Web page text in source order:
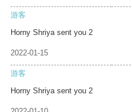
游客
Horny Shriya sent you 2
2022-01-15
游客
Horny Shriya sent you 2